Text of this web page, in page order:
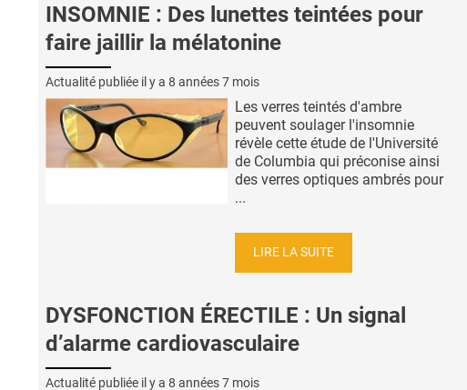
INSOMNIE : Des lunettes teintées pour
faire jaillir la mélatonine
Actualité publiée il y a 8 années 7 mois
Les verres teintés d'ambre
peuvent soulager l'insomnie
révèle cette étude de l'Université
de Columbia qui préconise ainsi
des verres optiques ambrés pour
...
LIRE LA SUITE
DYSFONCTION ÉRECTILE : Un signal
d’alarme cardiovasculaire
Actualité publiée il y a 8 années 7 mois